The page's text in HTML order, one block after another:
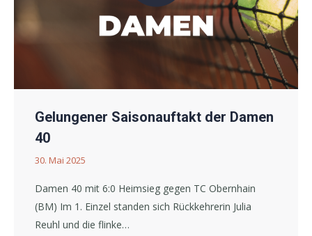
Gelungener Saisonauftakt der Damen
40
30. Mai 2025
Damen 40 mit 6:0 Heimsieg gegen TC Obernhain
(BM) Im 1. Einzel standen sich Rückkehrerin Julia
Reuhl und die flinke…